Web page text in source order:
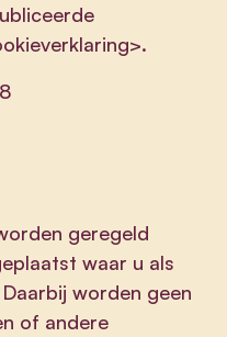
geregeld
waar u als
worden geen
of andere